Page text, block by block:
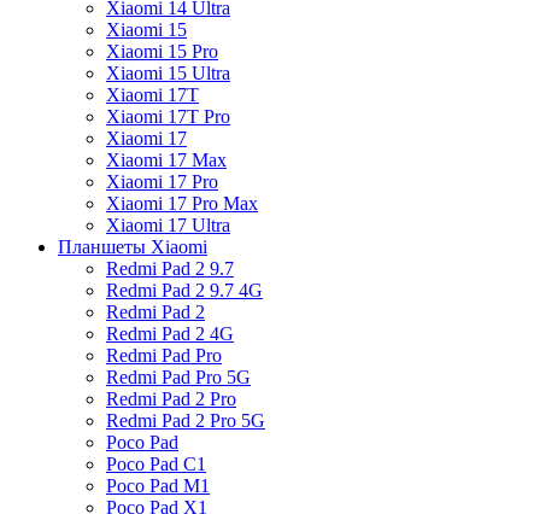
Xiaomi 14 Ultra
Xiaomi 15
Xiaomi 15 Pro
Xiaomi 15 Ultra
Xiaomi 17T
Xiaomi 17T Pro
Xiaomi 17
Xiaomi 17 Max
Xiaomi 17 Pro
Xiaomi 17 Pro Max
Xiaomi 17 Ultra
Планшеты Xiaomi
Redmi Pad 2 9.7
Redmi Pad 2 9.7 4G
Redmi Pad 2
Redmi Pad 2 4G
Redmi Pad Pro
Redmi Pad Pro 5G
Redmi Pad 2 Pro
Redmi Pad 2 Pro 5G
Poco Pad
Poco Pad C1
Poco Pad M1
Poco Pad X1